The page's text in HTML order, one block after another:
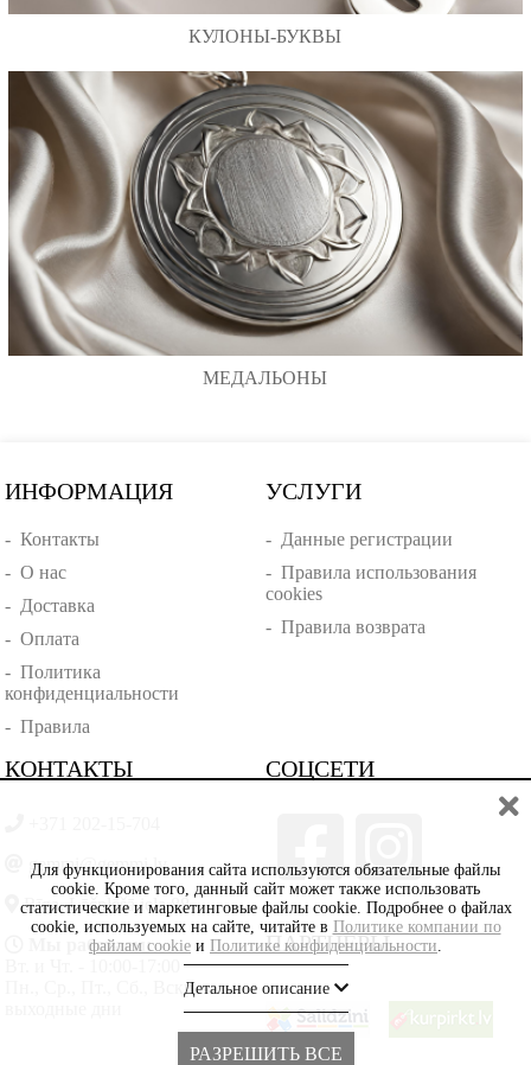
КУЛОНЫ-БУКВЫ
МЕДАЛЬОНЫ
ИНФОРМАЦИЯ
-Контакты
-О нас
- Доставка
-Оплата
-Политика
конфиденциальности
-Правила
УСЛУГИ
- Данные регистрации
- Правила использования
cookies
- Правила возврата
КОНТАКТЫ
gemmi@gemmi.lv
Rīga, Lāčplēšā iela 88
Мы работаем:
Пн., Ср., Пт., Сб., Вскр. -
СОЦСЕТИ
ПАРТНЁРЫ
Для функционирования сайта используются обязательные файлы
cookie. Кроме того, данный сайт может также использовать
статистические и маркетинговые файлы cookie. Подробнее о файлах
cookie, используемых на сайте, читайте в Политике компании по
файлам cookie и Политике конфиденциальности.
Детальное описание
РАЗРЕШИТЬ ВСЕ